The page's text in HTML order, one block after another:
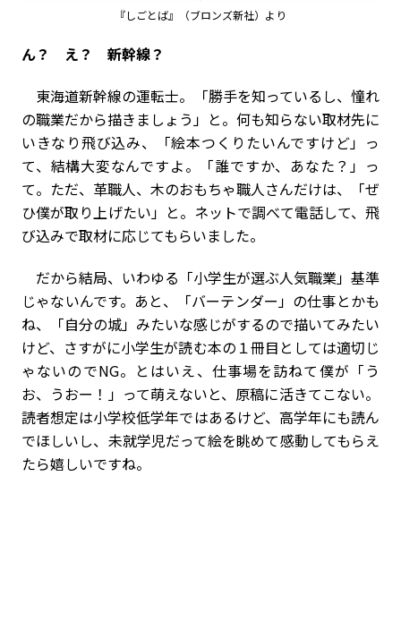
『しごとば』（ブロンズ新社）より
――ん？ え？ 新幹線？
東海道新幹線の運転士。「勝手を知っているし、憧れ
の職業だから描きましょう」と。何も知らない取材先に
いきなり飛び込み、「絵本つくりたいんですけど」っ
て、結構大変なんですよ。「誰ですか、あなた？」っ
て。ただ、革職人、木のおもちゃ職人さんだけは、「ぜ
ひ僕が取り上げたい」と。ネットで調べて電話して、飛
び込みで取材に応じてもらいました。
だから結局、いわゆる「小学生が選ぶ人気職業」基準
じゃないんです。あと、「バーテンダー」の仕事とかも
ね、「自分の城」みたいな感じがするので描いてみたい
けど、さすがに小学生が読む本の１冊目としては適切じ
ゃないのでNG。とはいえ、仕事場を訪ねて僕が「う
お、うおー！」って萌えないと、原稿に活きてこない。
読者想定は小学校低学年ではあるけど、高学年にも読ん
でほしいし、未就学児だって絵を眺めて感動してもらえ
たら嬉しいですね。